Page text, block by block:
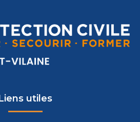
utiles